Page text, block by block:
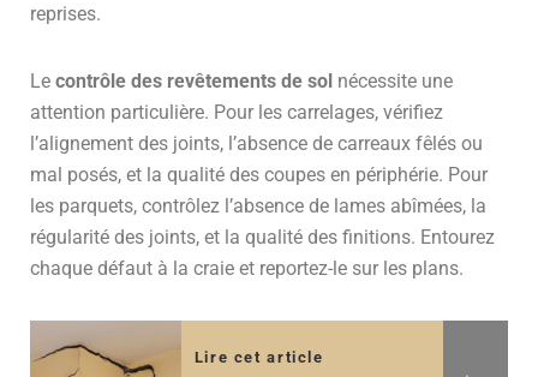
reprises.
Le contrôle des revêtements de sol nécessite une
attention particulière. Pour les carrelages, vérifiez
l’alignement des joints, l’absence de carreaux fêlés ou
mal posés, et la qualité des coupes en périphérie. Pour
les parquets, contrôlez l’absence de lames abîmées, la
régularité des joints, et la qualité des finitions. Entourez
chaque défaut à la craie et reportez-le sur les plans.
Lire cet article